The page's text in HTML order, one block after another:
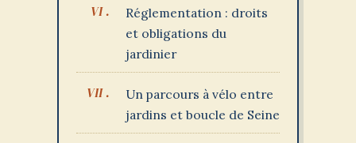
Réglementation : droits
et obligations du
jardinier
Un parcours à vélo entre
jardins et boucle de Seine